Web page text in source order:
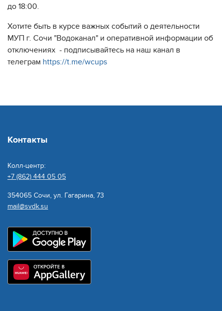
до 18:00.
Хотите быть в курсе важных событий о деятельности
МУП г. Сочи "Водоканал" и оперативной информации об
отключениях - подписывайтесь на наш канал в
телеграм https://t.me/wcups
Контакты
Колл-центр:
+7 (862) 444 05 05
354065 Сочи, ул. Гагарина, 73
mail@svdk.su